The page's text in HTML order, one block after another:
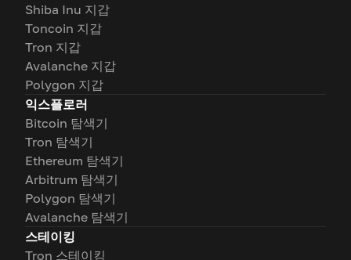
Shiba Inu 지갑
Toncoin 지갑
Tron 지갑
Avalanche 지갑
Polygon 지갑
익스플로러
Bitcoin 탐색기
Tron 탐색기
Ethereum 탐색기
Arbitrum 탐색기
Polygon 탐색기
Avalanche 탐색기
스테이킹
Tron 스테이킹